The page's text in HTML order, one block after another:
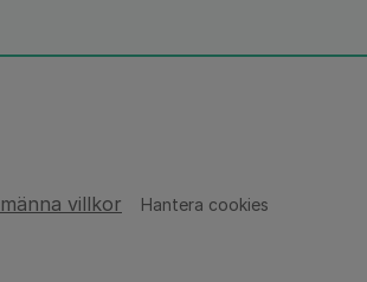
villkor Hantera cookies